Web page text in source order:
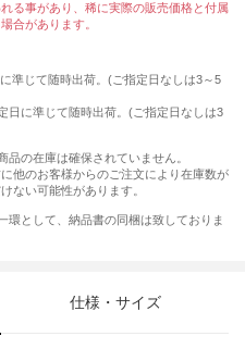
る事があり、稀に実際の販売価格と付属
合があります。
準じて随時出荷。(ご指定日なしは3～5
日に準じて随時出荷。(ご指定日なしは3
の在庫は確保されていません。
他のお客様からのご注文により在庫数が
ない可能性があります。
として、納品書の同梱は致しておりま
仕様・サイズ